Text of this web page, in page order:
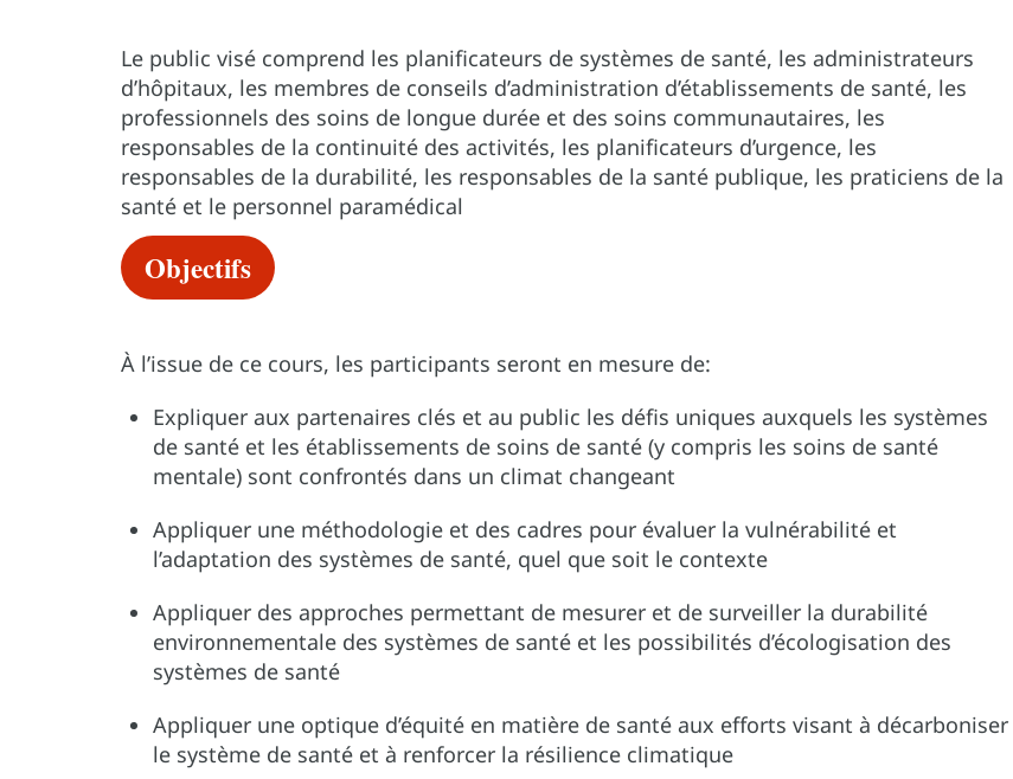
Le public visé comprend les planificateurs de systèmes de santé, les administrateurs
d’hôpitaux, les membres de conseils d’administration d’établissements de santé, les
professionnels des soins de longue durée et des soins communautaires, les
responsables de la continuité des activités, les planificateurs d’urgence, les
responsables de la durabilité, les responsables de la santé publique, les praticiens de la
santé et le personnel paramédical
Objectifs
À l’issue de ce cours, les participants seront en mesure de:
Expliquer aux partenaires clés et au public les défis uniques auxquels les systèmes
de santé et les établissements de soins de santé (y compris les soins de santé
mentale) sont confrontés dans un climat changeant
Appliquer une méthodologie et des cadres pour évaluer la vulnérabilité et
l’adaptation des systèmes de santé, quel que soit le contexte
Appliquer des approches permettant de mesurer et de surveiller la durabilité
environnementale des systèmes de santé et les possibilités d’écologisation des
systèmes de santé
Appliquer une optique d’équité en matière de santé aux efforts visant à décarboniser
le système de santé et à renforcer la résilience climatique